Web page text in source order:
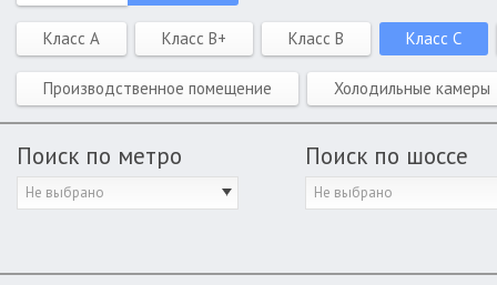
Класс A Класс B+ Класс B Класс C
Производственное помещение Холодильные камеры
Поиск по метро
Не выбрано
Поиск по шоссе
Не выбрано